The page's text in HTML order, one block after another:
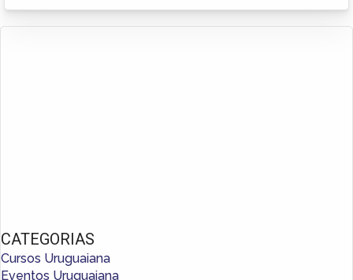
CATEGORIAS
Cursos Uruguaiana
Eventos Uruguaiana